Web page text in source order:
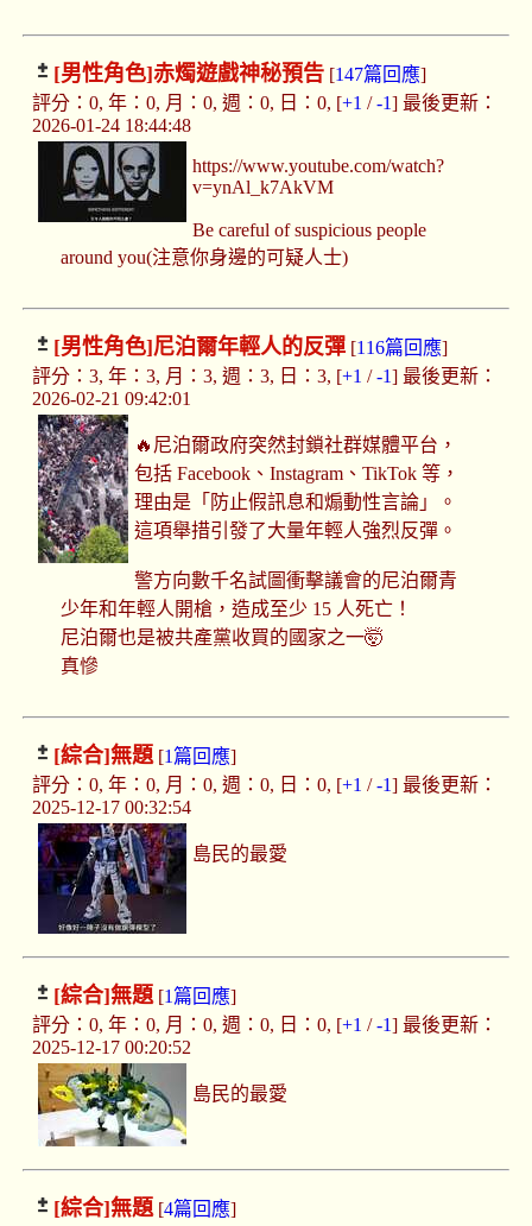
[男性角色]赤燭遊戲神秘預告[147篇回應]
評分：0, 年：0, 月：0, 週：0, 日：0, [+1 /-1] 最後更新：
2026-01-24 18:44:48
https://www.youtube.com/watch?
v=ynAl_k7AkVM
Be careful of suspicious people
around you(注意你身邊的可疑人士)
[男性角色]尼泊爾年輕人的反彈[116篇回應]
評分：3, 年：3, 月：3, 週：3, 日：3, [+1 /-1] 最後更新：
2026-02-21 09:42:01
🔥尼泊爾政府突然封鎖社群媒體平台，
包括 Facebook、Instagram、TikTok 等，
理由是「防止假訊息和煽動性言論」。
這項舉措引發了大量年輕人強烈反彈。
警方向數千名試圖衝擊議會的尼泊爾青
少年和年輕人開槍，造成至少 15 人死亡！
尼泊爾也是被共產黨收買的國家之一🤯
真慘
[綜合]無題[1篇回應]
評分：0, 年：0, 月：0, 週：0, 日：0, [+1 /-1] 最後更新：
2025-12-17 00:32:54
島民的最愛
[綜合]無題[1篇回應]
評分：0, 年：0, 月：0, 週：0, 日：0, [+1 /-1] 最後更新：
2025-12-17 00:20:52
島民的最愛
[綜合]無題[4篇回應]